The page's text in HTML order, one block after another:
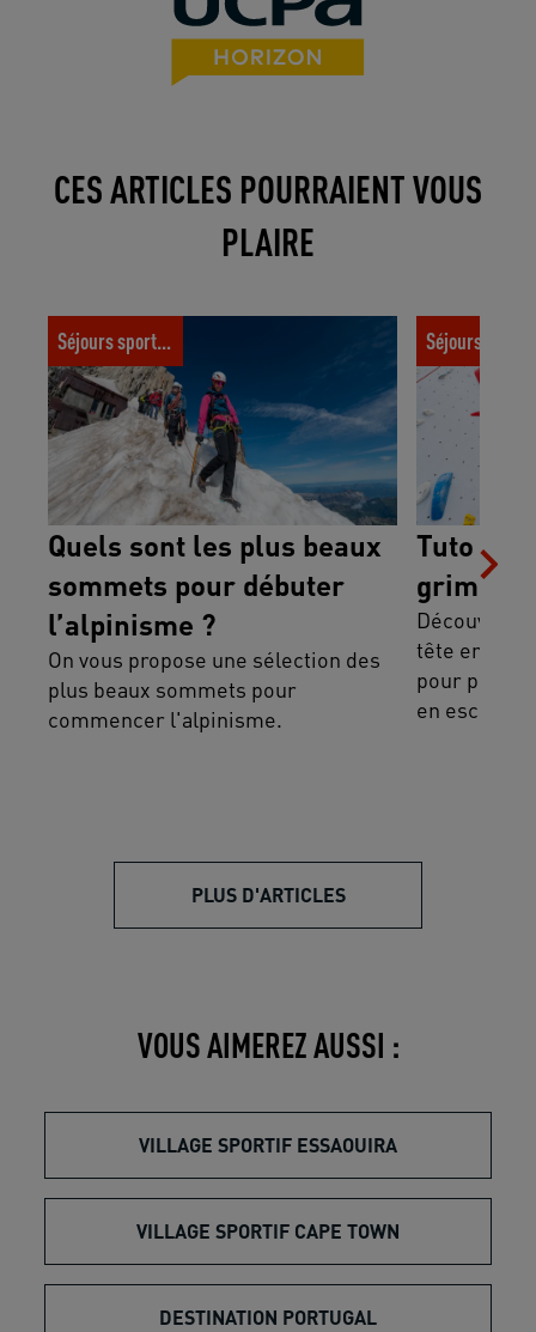
CES ARTICLES POURRAIENT VOUS
PLAIRE
Quels sont les plus beaux sommets pour
débuter l’alpinisme ?
Séjours sportifs
Quels sont les plus beaux
sommets pour débuter
l’alpinisme ?
On vous propose une sélection des
plus beaux sommets pour
commencer l'alpinisme.
Tuto
salle
Tuto
grimper
Découvrez
tête en
pour
en escalade.
PLUS D'ARTICLES
VOUS AIMEREZ AUSSI :
VILLAGE SPORTIF ESSAOUIRA
VILLAGE SPORTIF CAPE TOWN
DESTINATION PORTUGAL